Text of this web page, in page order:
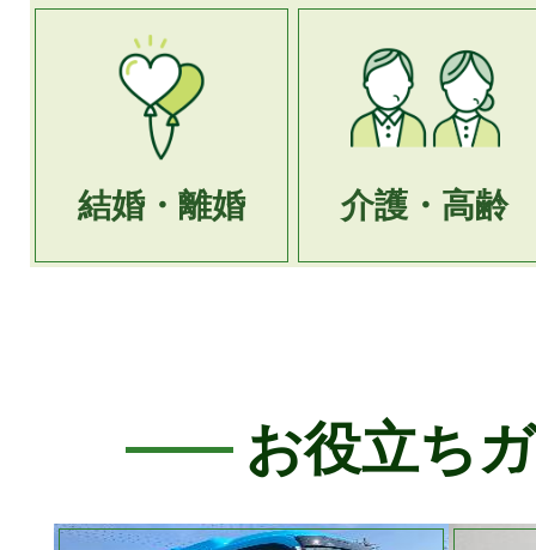
結婚・離婚 介護・高齢
お役立ち